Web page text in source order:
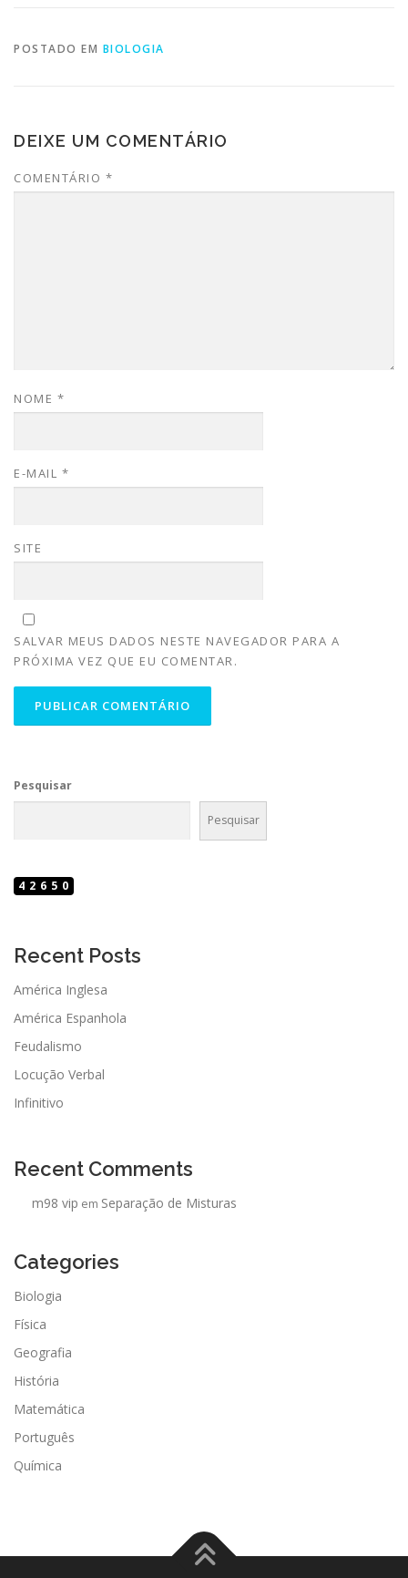
POSTADO EM BIOLOGIA
DEIXE UM COMENTÁRIO
COMENTÁRIO *
NOME *
E-MAIL *
SITE
SALVAR MEUS DADOS NESTE NAVEGADOR PARA A
PRÓXIMA VEZ QUE EU COMENTAR.
Pesquisar
Pesquisar
42650
Recent Posts
América Inglesa
América Espanhola
Feudalismo
Locução Verbal
Infinitivo
Recent Comments
m98 vip em Separação de Misturas
Categories
Biologia
Física
Geografia
História
Matemática
Português
Química